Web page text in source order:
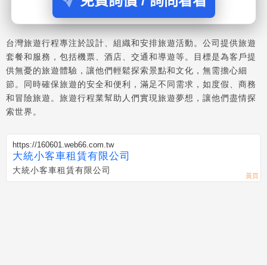
台灣旅遊行程專注於設計、組織和安排旅遊活動。公司提供旅遊
套餐和服務，包括機票、酒店、交通和導遊等。目標是為客戶提
供無憂的旅遊體驗，讓他們輕鬆探索景點和文化，無需擔心細
節。同時確保旅遊的安全和便利，滿足不同需求，如度假、商務
和冒險旅遊。旅遊行程業幫助人們實現旅遊夢想，讓他們盡情探
索世界。
https://160601.web66.com.tw
大統小客車租賃有限公司
大統小客車租賃有限公司